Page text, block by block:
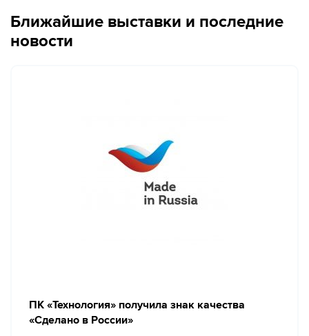
Ближайшие выставки и последние
новости
ПК «Технология» получила знак качества
«Сделано в России»